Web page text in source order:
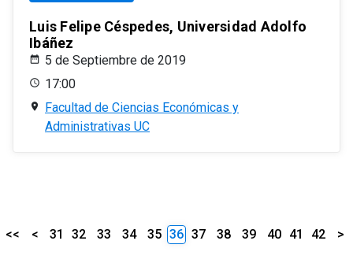
Luis Felipe Céspedes, Universidad Adolfo
Ibáñez
5 de Septiembre de 2019
17:00
Facultad de Ciencias Económicas y
Administrativas UC
<< < 31 32 33 34 35 36 37 38 39 40 41 42 >